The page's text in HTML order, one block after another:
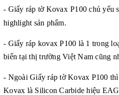
- Giấy ráp tờ Kovax P100 chủ yếu
highlight sản phẩm.
- Giấy ráp kovax P100 là 1 trong
biến tại thị trường Việt Nam cũng
- Ngoài Giấy ráp tờ Kovax P100
Kovax là Silicon Carbide hiệu